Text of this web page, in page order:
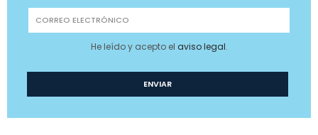
He leído y acepto el aviso legal.